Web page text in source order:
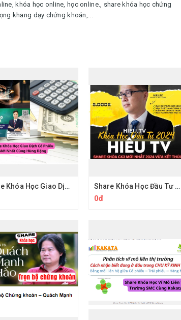
khóa học online, học online., share khóa học chứng
khang dạy chứng khoán,...
Share Khóa Học Giao Dịch Cổ Phiếu Của Hùng Đặng Mới Nhất Share Khóa Học Đầu Tư 2024 Của Hieutv
0đ